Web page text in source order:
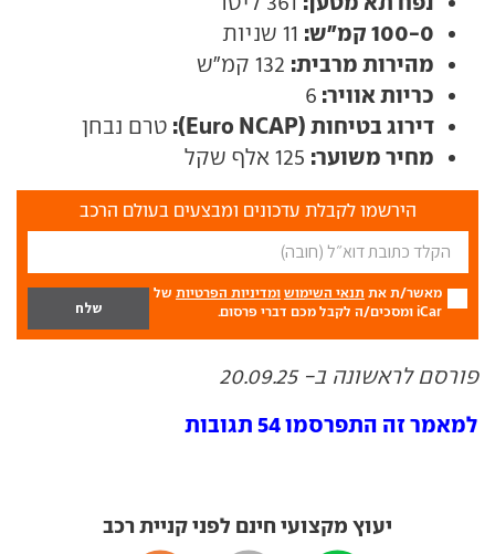
100-0 קמ"ש:
מהירות מרבית:
כריות אוויר: 6
דירוג בטיחות (Euro NCAP): טרם נבחן
מחיר משוער:
הירשמו לקבלת עדכונים ומבצעים בעולם הרכב
מאשר/ת את תנאי השימוש ומדיניות הפרטיות של
iCar ומסכים/ה לקבל מכם דברי פרסום.
פורסם לראשונה ב- 20.09.25
למאמר זה התפרסמו 54 תגובות
יעוץ מקצועי חינם לפני קניית רכב